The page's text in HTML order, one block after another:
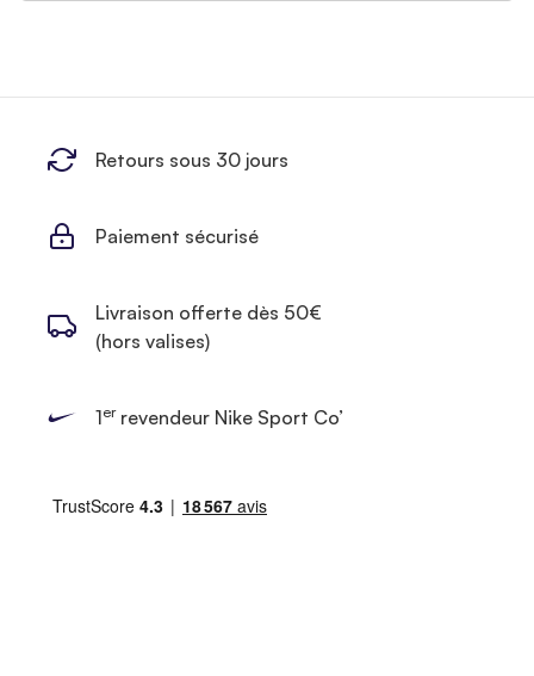
Retours sous 30 jours
Paiement sécurisé
Livraison offerte dès 50€
(hors valises)
1errevendeur Nike Sport Co’